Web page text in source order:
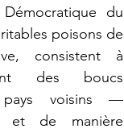
du
poisons de
consistent à
des boucs
pays voisins —
et de manière